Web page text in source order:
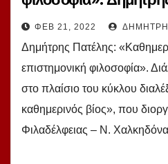
Διάλεξη-συζήτηση.
ΦΕΒ 21, 2022
Δημήτρης Πατέλης:
επιστημονική φιλοσοφία».
στο πλαίσιο του κύκλου
καθημερινός βίος», που
Φιλαδέλφειας – Ν.